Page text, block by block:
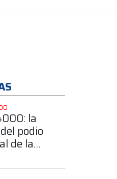
la
podio
de la